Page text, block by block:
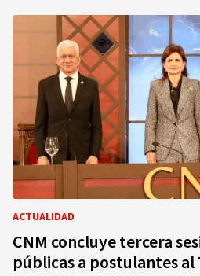
ACTUALIDAD
CNM concluye tercera
públicas a postulantes al